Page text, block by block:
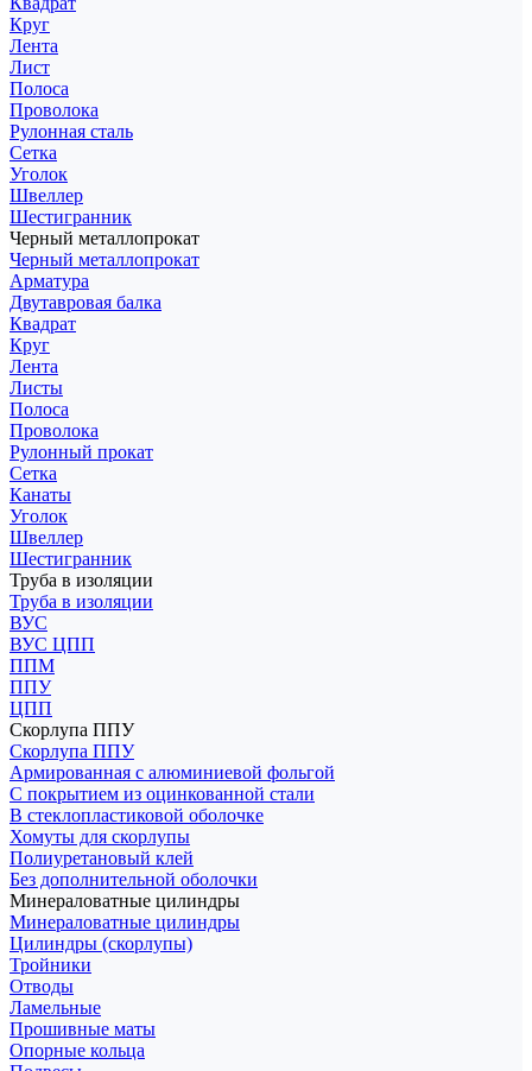
Круг
Лента
Лист
Полоса
Проволока
Рулонная сталь
Сетка
Уголок
Швеллер
Шестигранник
Черный металлопрокат
Черный металлопрокат
Арматура
Двутавровая балка
Квадрат
Круг
Лента
Листы
Полоса
Проволока
Рулонный прокат
Сетка
Канаты
Уголок
Швеллер
Шестигранник
Труба в изоляции
Труба в изоляции
ВУС
ВУС ЦПП
ППМ
ППУ
ЦПП
Скорлупа ППУ
Скорлупа ППУ
Армированная с алюминиевой фольгой
С покрытием из оцинкованной стали
В стеклопластиковой оболочке
Хомуты для скорлупы
Полиуретановый клей
Без дополнительной оболочки
Минераловатные цилиндры
Минераловатные цилиндры
Цилиндры (скорлупы)
Тройники
Отводы
Ламельные
Прошивные маты
Опорные кольца